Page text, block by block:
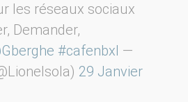
les réseaux sociaux
Demander,
#cafenbxl —
29 Janvier